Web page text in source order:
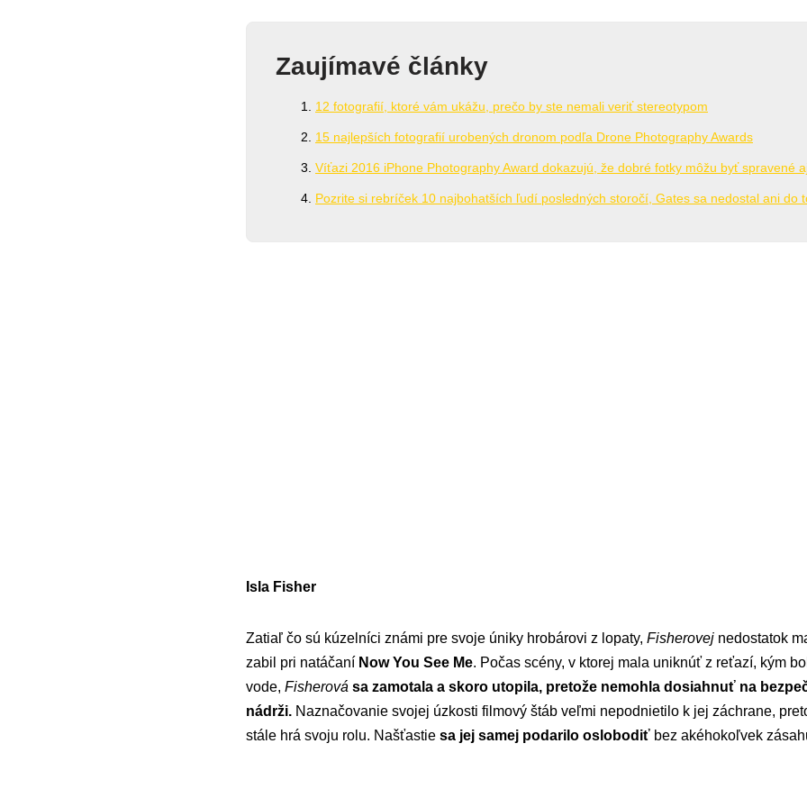
Zaujímavé články
12 fotografií, ktoré vám ukážu, prečo by ste nemali veriť stereotypom
15 najlepších fotografií urobených dronom podľa Drone Photography Awards
Víťazi 2016 iPhone Photography Award dokazujú, že dobré fotky môžu byť spravené
Pozrite si rebríček 10 najbohatších ľudí posledných storočí, Gates sa nedostal ani do
Isla Fisher
Zatiaľ čo sú kúzelníci známi pre svoje úniky hrobárovi z lopaty, Fisherovej nedostatok
zabil pri natáčaní Now You See Me. Počas scény, v ktorej mala uniknúť z reťazí, kým
vode, Fisherová sa zamotala a skoro utopila, pretože nemohla dosiahnuť na
nádrži. Naznačovanie svojej úzkosti filmový štáb veľmi nepodnietilo k jej záchrane,
stále hrá svoju rolu. Našťastie sa jej samej podarilo oslobodiť bez akéhokoľvek